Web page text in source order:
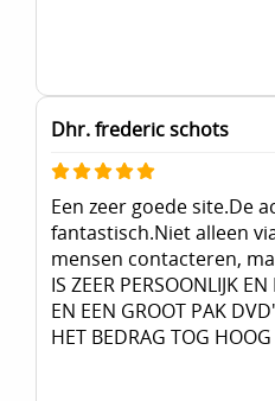
Dhr. frederic schots
Een zeer goede site.De
fantastisch.Niet alleen
mensen contacteren,
IS ZEER PERSOONLIJK EN
EN EEN GROOT PAK
HET BEDRAG TOG